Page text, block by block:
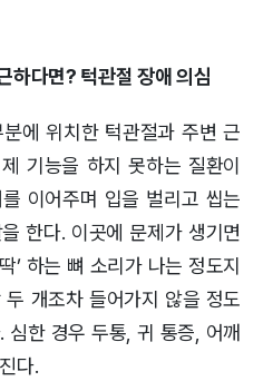
하다면? 턱관절 장애 의심
에 위치한 턱관절과 주변 근
기능을 하지 못하는 질환이
이어주며 입을 벌리고 씹는
한다. 이곳에 문제가 생기면
’ 하는 뼈 소리가 나는 정도지
개조차 들어가지 않을 정도
심한 경우 두통, 귀 통증, 어깨
다.